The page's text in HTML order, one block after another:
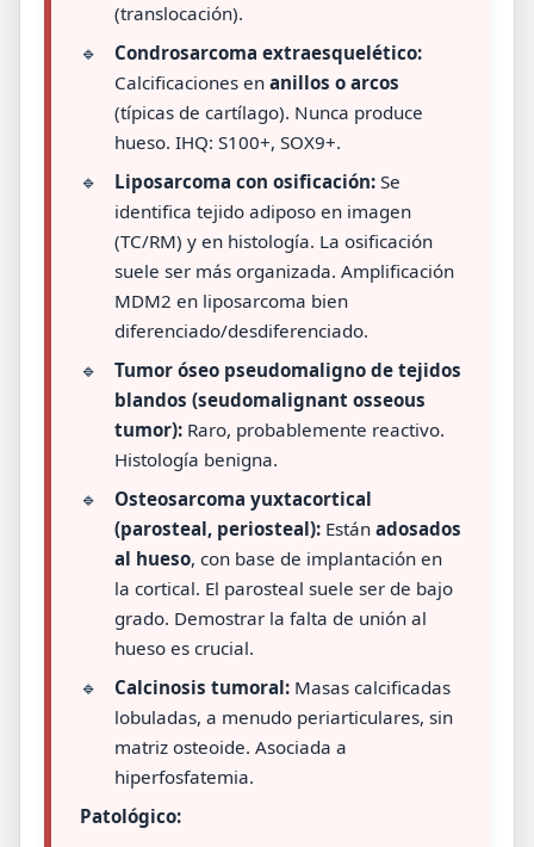
(translocación).
🔹
Condrosarcoma extraesquelético:
Calcificaciones en anillos o arcos
(típicas de cartílago). Nunca produce
hueso. IHQ: S100+, SOX9+.
🔹
Liposarcoma con osificación:Se
identifica tejido adiposo en imagen
(TC/RM) y en histología. La osificación
suele ser más organizada. Amplificación
MDM2 en liposarcoma bien
diferenciado/desdiferenciado.
🔹
Tumor óseo pseudomaligno de tejidos
blandos (seudomalignant osseous
tumor):Raro, probablemente reactivo.
Histología benigna.
🔹
Osteosarcoma yuxtacortical
(parosteal, periosteal):Están adosados
al hueso, con base de implantación en
la cortical. El parosteal suele ser de bajo
grado. Demostrar la falta de unión al
hueso es crucial.
🔹
Calcinosis tumoral:Masas calcificadas
lobuladas, a menudo periarticulares, sin
matriz osteoide. Asociada a
hiperfosfatemia.
Patológico: